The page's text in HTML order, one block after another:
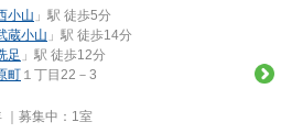
小山 」駅 徒歩5分
蔵小山 」駅 徒歩14分
足 」駅 徒歩12分
町 １丁目22－3
募集中： 1室